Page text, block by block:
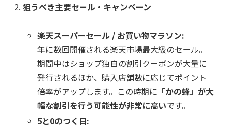
狙うべき主要セール・キャンペーン
楽天スーパーセール / お買い物マラソン:
年に数回開催される楽天市場最大級のセール。
期間中はショップ独自の割引クーポンが大量に
発行されるほか、購入店舗数に応じてポイント
倍率がアップします。この時期に 「かの蜂」が大
幅な割引を行う可能性が非常に高いです。
5と0のつく日: